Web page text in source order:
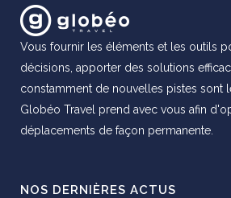
Vous fournir les éléments et les outils
décisions, apporter des solutions
constamment de nouvelles pistes sont
Globéo Travel prend avec vous afin
déplacements de façon permanente.
NOS DERNIÈRES ACTUS